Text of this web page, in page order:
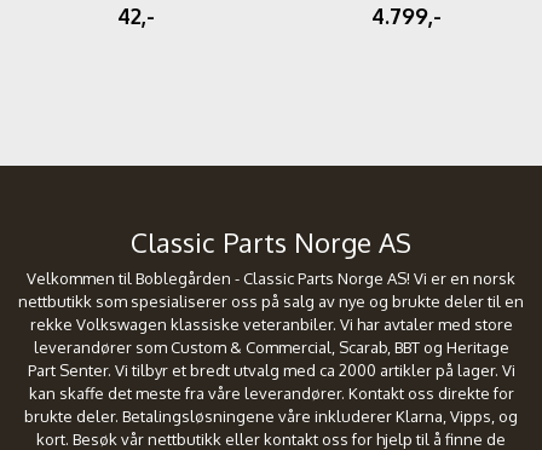
42,- 4.799,-
Classic Parts Norge AS
Velkommen til Boblegården - Classic Parts Norge AS! Vi er en norsk
nettbutikk som spesialiserer oss på salg av nye og brukte deler til en
rekke Volkswagen klassiske veteranbiler. Vi har avtaler med store
leverandører som Custom & Commercial, Scarab, BBT og Heritage
Part Senter. Vi tilbyr et bredt utvalg med ca 2000 artikler på lager. Vi
kan skaffe det meste fra våre leverandører. Kontakt oss direkte for
brukte deler. Betalingsløsningene våre inkluderer Klarna, Vipps, og
kort. Besøk vår nettbutikk eller kontakt oss for hjelp til å finne de